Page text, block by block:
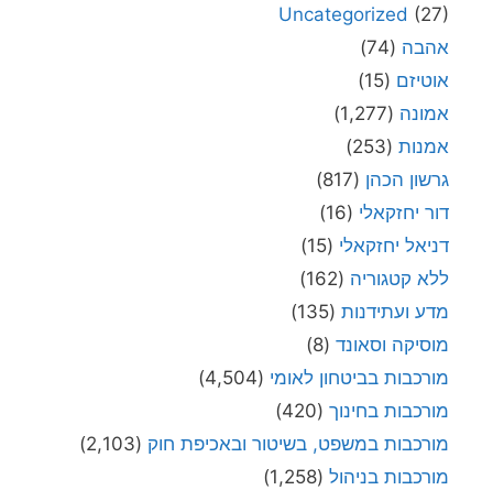
Uncategorized (27)
אהבה (74)
אוטיזם (15)
אמונה (1,277)
אמנות (253)
גרשון הכהן (817)
דור יחזקאלי (16)
דניאל יחזקאלי (15)
ללא קטגוריה (162)
מדע ועתידנות (135)
מוסיקה וסאונד (8)
מורכבות בביטחון לאומי (4,504)
מורכבות בחינוך (420)
מורכבות במשפט, בשיטור ובאכיפת חוק (2,103)
מורכבות בניהול (1,258)